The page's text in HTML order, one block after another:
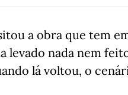
a obra que tem
levado nada nem
lá voltou, o